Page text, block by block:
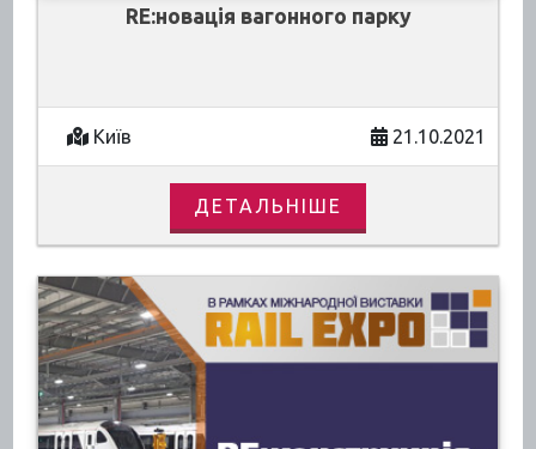
RE:новація вагонного парку
Київ 21.10.2021
ДЕТАЛЬНІШЕ